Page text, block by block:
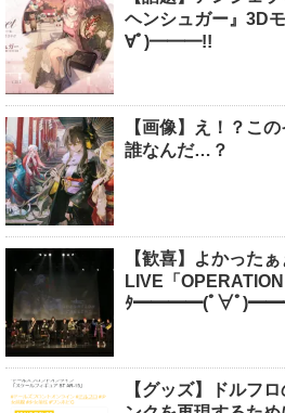
ヘンシュガー』3D
∀ﾟ)━━━!!
【画像】え！？こ
誰なんだ…？
【歓喜】よかった
LIVE「
ﾀ━━━━(ﾟ∀ﾟ
【グッズ】ドルフ